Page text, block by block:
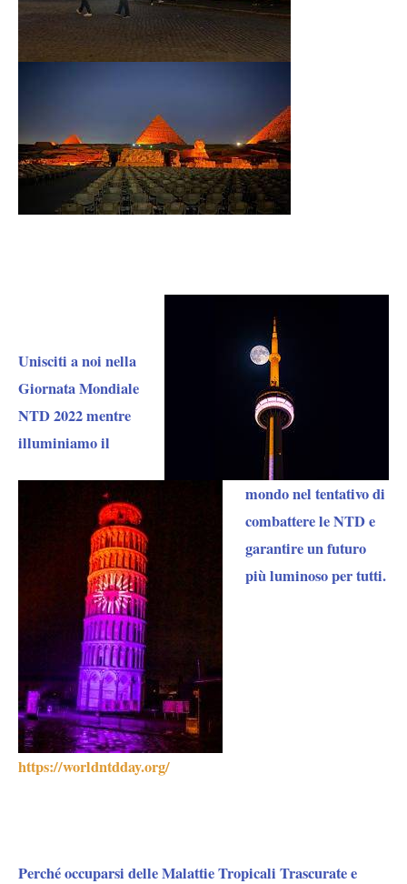
Unisciti a noi nella
Giornata Mondiale
NTD 2022 mentre
illuminiamo il
mondo nel tentativo di
combattere le NTD e
garantire un futuro
più luminoso per tutti.
https://worldntdday.org/
Perché occuparsi delle Malattie Tropicali Trascurate e